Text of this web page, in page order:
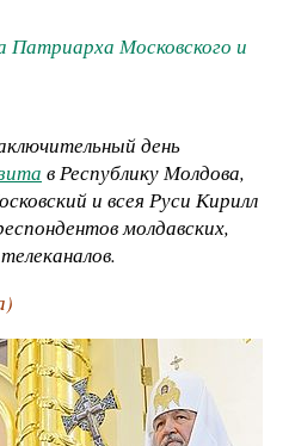
Патриарха Московского и
день
в Республику Молдова,
и всея Руси Кирилл
молдавских,